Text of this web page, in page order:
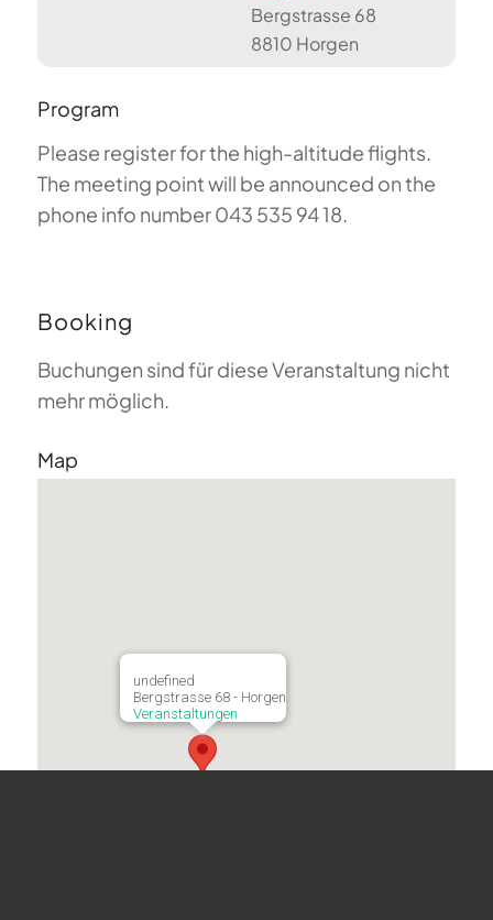
Bergstrasse 68
8810 Horgen
Program
Please register for the high-altitude flights.
The meeting point will be announced on the
phone info number 043 535 94 18.
Booking
Buchungen sind für diese Veranstaltung nicht
mehr möglich.
Map
undefined
Bergstrasse 68 - Horgen
Veranstaltungen